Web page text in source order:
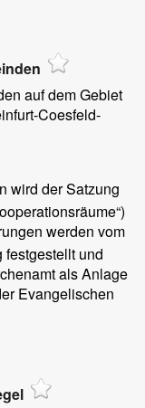
auf dem Gebiet
Coesfeld-
wird der Satzung
werden vom
und
als Anlage
Evangelischen